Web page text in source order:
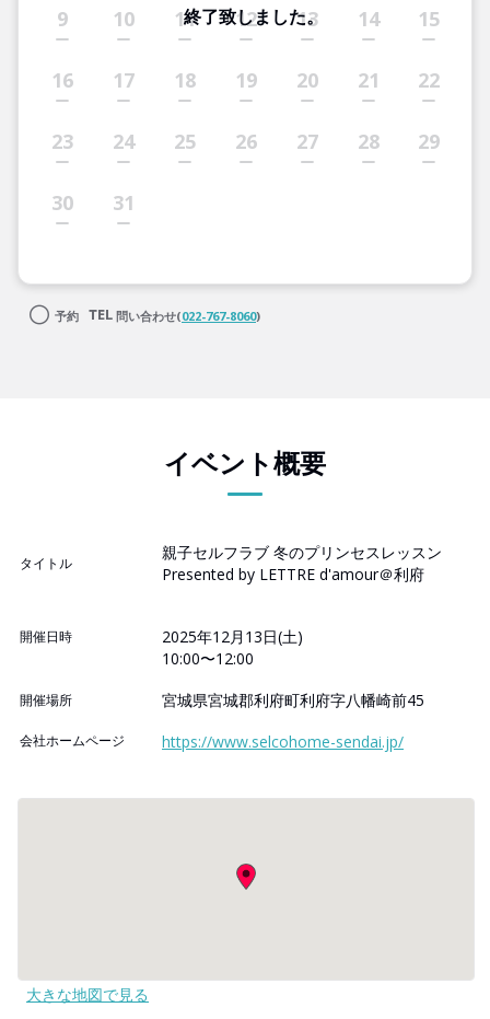
9 10 11 12 13 14 15
16 17 18 19 20 21 22
23 24 25 26 27 28 29
30 31
終了致しました。
予約 問い合わせ(022-767-8060)
イベント概要
タイトル
親子セルフラブ 冬のプリンセスレッスン
Presented by LETTRE d'amour＠利府
開催日時
2025年12月13日(土)
10:00〜12:00
開催場所 宮城県宮城郡利府町利府字八幡崎前45
会社ホームページ https://www.selcohome-sendai.jp/
大きな地図で見る